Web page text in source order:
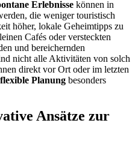
Erlebnisse können in
die weniger touristisch
höher, lokale Geheimtipps zu
Cafés oder versteckten
und bereichernden
nicht alle Aktivitäten von solch
direkt vor Ort oder im letzten
flexible Planung besonders
Ansätze zur